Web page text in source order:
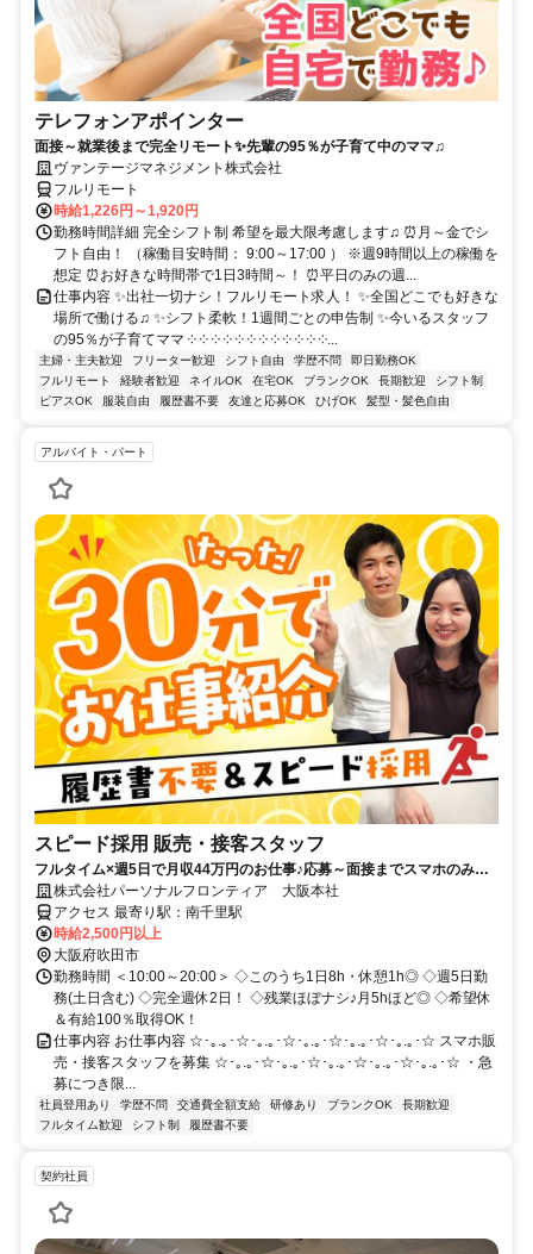
テレフォンアポインター
面接～就業後まで完全リモート✨先輩の95％が子育て中のママ♫
ヴァンテージマネジメント株式会社
フルリモート
時給1,226円～1,920円
勤務時間詳細 完全シフト制 希望を最大限考慮します♫ ⏰月～金でシ
フト自由！ （稼働目安時間： 9:00～17:00 ） ※週9時間以上の稼働を
想定 ⏰お好きな時間帯で1日3時間～！ ⏰平日のみの週...
仕事内容 ✨出社一切ナシ！フルリモート求人！ ✨全国どこでも好きな
場所で働ける♫ ✨シフト柔軟！1週間ごとの申告制 ✨今いるスタッフ
の95％が子育てママ ༶ ༶ ༶ ༶ ༶ ༶ ༶ ༶ ༶ ༶ ༶ ༶...
主婦・主夫歓迎 フリーター歓迎 シフト自由 学歴不問
即日勤務OK
フルリモート
経験者歓迎 ネイルOK 在宅OK ブランクOK 長期歓迎
シフト制
ピアスOK
服装自由 履歴書不要 友達と応募OK ひげOK 髪型・髪色自由
アルバイト・パート
スピード採用 販売・接客スタッフ
フルタイム×週5日で月収44万円のお仕事♪応募～面接までスマホのみで
完結！履歴書不要◎
株式会社パーソナルフロンティア 大阪本社
アクセス 最寄り駅：南千里駅
時給2,500円以上
大阪府吹田市
勤務時間 ＜10:00～20:00＞ ◇このうち1日8h・休憩1h◎ ◇週5日勤
務(土日含む) ◇完全週休2日！ ◇残業ほぼナシ♪月5hほど◎ ◇希望休
＆有給100％取得OK！
仕事内容 お仕事内容 ☆･｡.｡･☆･｡.｡･☆･｡.｡･☆･｡.｡･☆･｡.｡･☆ スマホ販
売・接客スタッフを募集 ☆･｡.｡･☆･｡.｡･☆･｡.｡･☆･｡.｡･☆･｡.｡･☆ ・急
募につき限...
社員登用あり 学歴不問 交通費全額支給 研修あり ブランクOK
長期歓迎
フルタイム歓迎
シフト制 履歴書不要
契約社員